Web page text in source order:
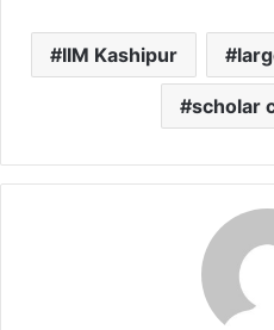
IIM Kashipur
scholar